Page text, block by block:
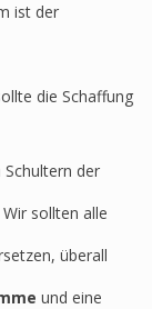
ist der
die Schaffung
der
sollten alle
überall
und eine